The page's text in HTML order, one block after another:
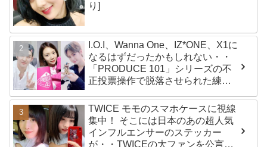
り]
I.O.I、Wanna One、IZ*ONE、X1に
なるはずだったかもしれない・・
「PRODUCE 101」シリーズの不
正投票操作で脱落させられた練習
TWICE モモのスマホケースに視線
集中！ そこには日本のあの超人気
インフルエンサーのステッカー
が・・TWICEの大ファンを公言す